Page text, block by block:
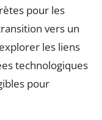
pour les
vers un
les liens
technologiques
pour